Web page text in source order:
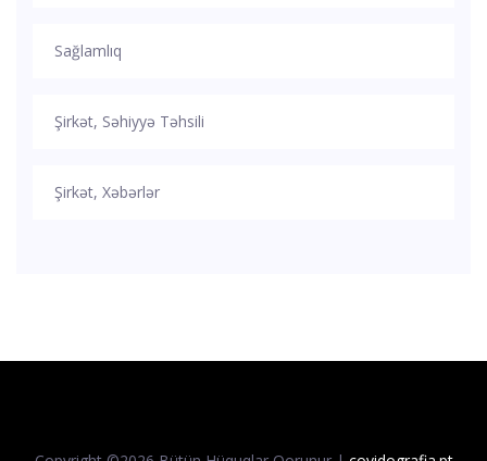
Sağlamlıq
Şirkət, Səhiyyə Təhsili
Şirkət, Xəbərlər